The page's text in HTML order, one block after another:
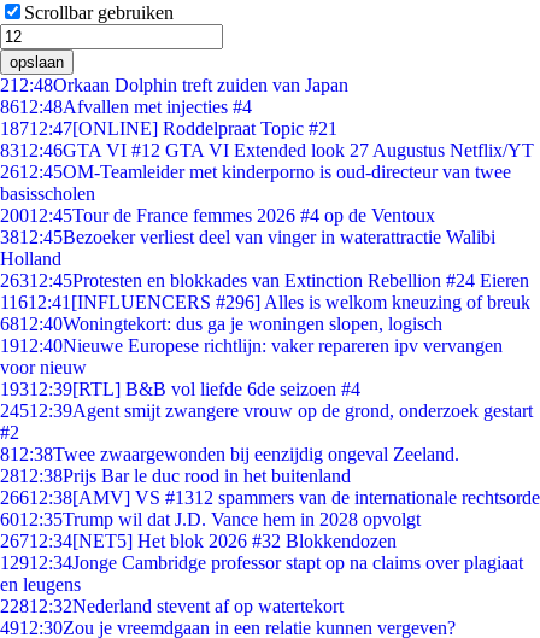
Scrollbar gebruiken
opslaan
212:48Orkaan Dolphin treft zuiden van Japan
8612:48Afvallen met injecties #4
18712:47[ONLINE] Roddelpraat Topic #21
8312:46GTA VI #12 GTA VI Extended look 27 Augustus Netflix/YT
2612:45OM-Teamleider met kinderporno is oud-directeur van twee
basisscholen
20012:45Tour de France femmes 2026 #4 op de Ventoux
3812:45Bezoeker verliest deel van vinger in waterattractie Walibi
Holland
26312:45Protesten en blokkades van Extinction Rebellion #24 Eieren
11612:41 [INFLUENCERS #296] Alles is welkom kneuzing of breuk
6812:40Woningtekort: dus ga je woningen slopen, logisch
1912:40Nieuwe Europese richtlijn: vaker repareren ipv vervangen
voor nieuw
19312:39[RTL] B&B vol liefde 6de seizoen #4
24512:39Agent smijt zwangere vrouw op de grond, onderzoek gestart
#2
812:38Twee zwaargewonden bij eenzijdig ongeval Zeeland.
2812:38Prijs Bar le duc rood in het buitenland
26612:38[AMV] VS #1312 spammers van de internationale rechtsorde
6012:35Trump wil dat J.D. Vance hem in 2028 opvolgt
26712:34[NET5] Het blok 2026 #32 Blokkendozen
12912:34Jonge Cambridge professor stapt op na claims over plagiaat
en leugens
22812:32Nederland stevent af op watertekort
4912:30Zou je vreemdgaan in een relatie kunnen vergeven?